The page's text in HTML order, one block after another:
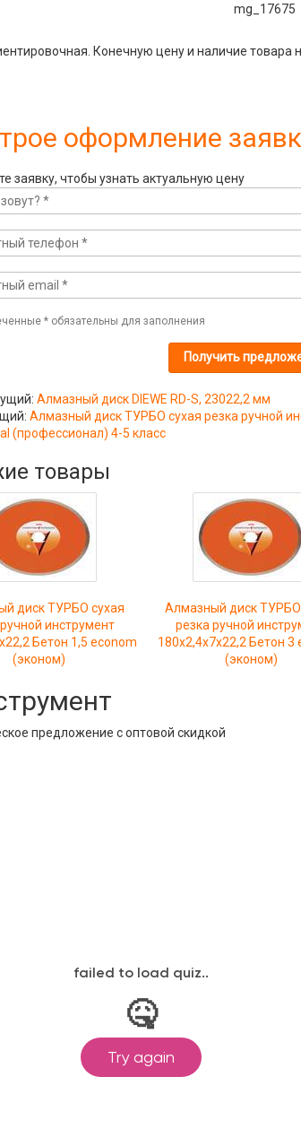
mg_17675
Конечную цену и наличие товара
оформление
заявку, чтобы узнать актуальную цену
*обязательны для заполнения
Алмазный диск DIEWE RD-S, 23022,2 мм
Алмазный диск ТУРБО сухая резка ручной
(профессионал) 4-5 класс
товары
диск ТУРБО сухая
инструмент
Бетон 1,5 econom
(эконом)
Алмазный диск ТУРБО
резка ручной
180x2,4x7x22,2 Бетон 3
(эконом)
предложение с оптовой скидкой